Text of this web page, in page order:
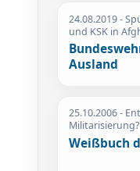
24.08.2019-
und KSK in
Ausland
25.10.2006-
Militarisierung?
Weißbuch